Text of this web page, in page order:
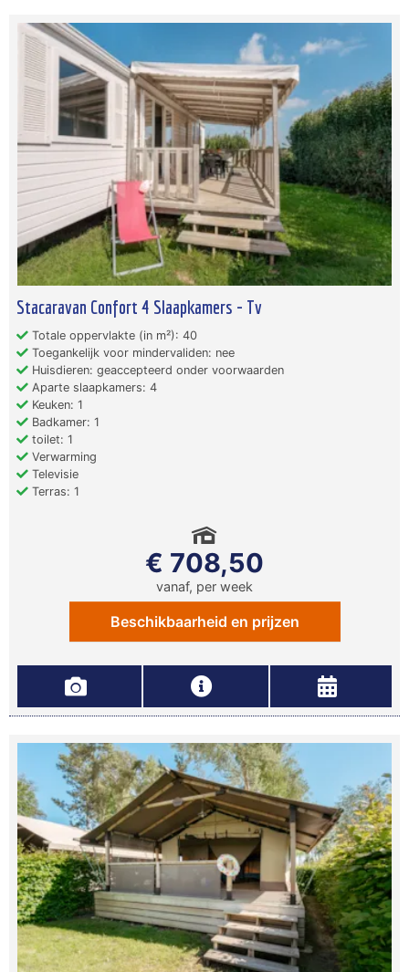
Stacaravan Confort 4 Slaapkamers - Tv
Totale oppervlakte (in m²): 40
Toegankelijk voor mindervaliden: nee
Huisdieren: geaccepteerd onder voorwaarden
Aparte slaapkamers: 4
Keuken: 1
Badkamer: 1
toilet: 1
Verwarming
Televisie
Terras: 1
€ 708,50
vanaf, per week
Beschikbaarheid en prijzen